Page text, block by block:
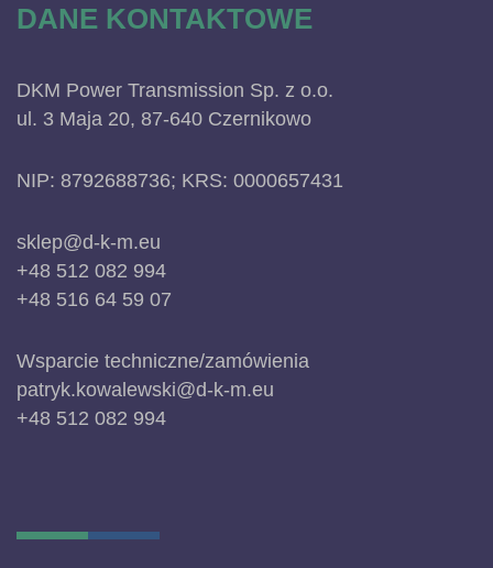
DANE KONTAKTOWE
DKM Power Transmission Sp. z o.o.
ul. 3 Maja 20, 87-640 Czernikowo
NIP: 8792688736; KRS: 0000657431
sklep@d-k-m.eu
+48 512 082 994
+48 516 64 59 07
Wsparcie techniczne/zamówienia
patryk.kowalewski@d-k-m.eu
+48 512 082 994